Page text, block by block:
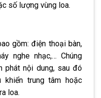
số lượng vùng loa.
gồm: điện thoại bàn,
nghe nhạc,… Chúng
phát nội dung, sau đó
trung tâm hoặc
loa.